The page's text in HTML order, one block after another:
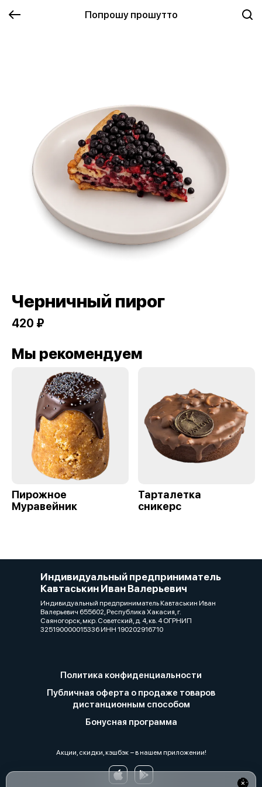
Попрошу прошутто
Черничный пирог
420 ₽
Мы рекомендуем
Пирожное
Муравейник
Тарталетка
сникерс
Индивидуальный предприниматель
Кавтаськин Иван Валерьевич
Индивидуальный предприниматель Кавтаськин Иван
Валерьевич 655602, Республика Хакасия, г.
Саяногорск, мкр. Советский, д. 4, кв. 4 ОГРНИП
325190000015336 ИНН 190202916710
Политика конфиденциальности
Публичная оферта о продаже товаров
дистанционным способом
Бонусная программа
Акции, скидки, кэшбэк − в нашем приложении!